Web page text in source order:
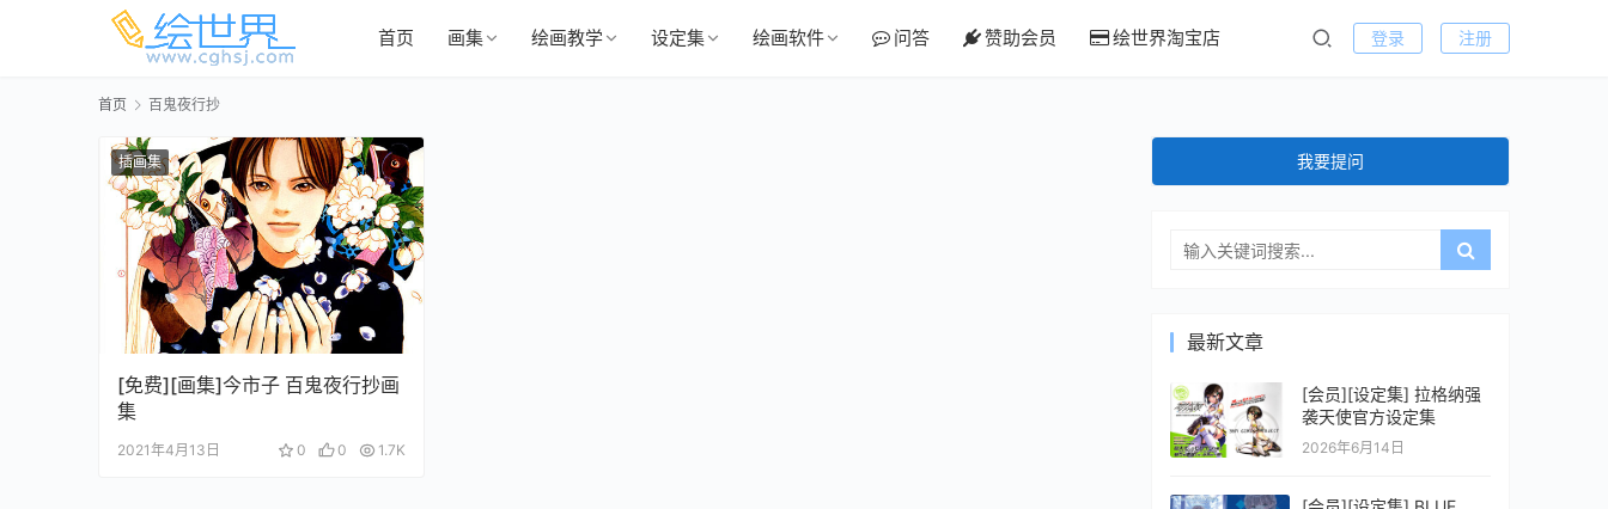
首页 画集 绘画教学 设定集 绘画软件 问答 赞助会员 绘世界淘宝店 登录 注册
首页 百鬼夜行抄
插画集
[免费][画集]今市子 百鬼夜行抄画
集
2021年4月13日 0 0 1.7K
我要提问
最新文章
[会员][设定集] 拉格纳强
袭天使官方设定集
2026年6月14日